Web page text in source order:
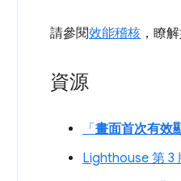
請參閱效能稽核 ，瞭
資源
「畫面首次有效
Lighthouse 第 3